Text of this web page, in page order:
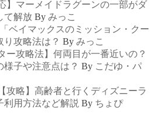
】マーメイドラグーンの一部がダ
て解放 By みっこ
ベイマックスのミッション・クー
り攻略法は？ By みっこ
ー攻略法】何両目が一番近いの？
子や注意点は？ By こだゆ・パ
【攻略】高齢者と行くディズニーラ
利用方法など解説 By ちょぴ